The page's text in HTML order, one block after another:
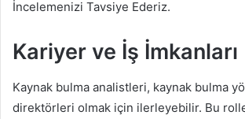
İncelemenizi Tavsiye Ederiz.
Kariyer ve İş İmkanları
Kaynak bulma analistleri, kaynak bulma
direktörleri olmak için ilerleyebilir. Bu